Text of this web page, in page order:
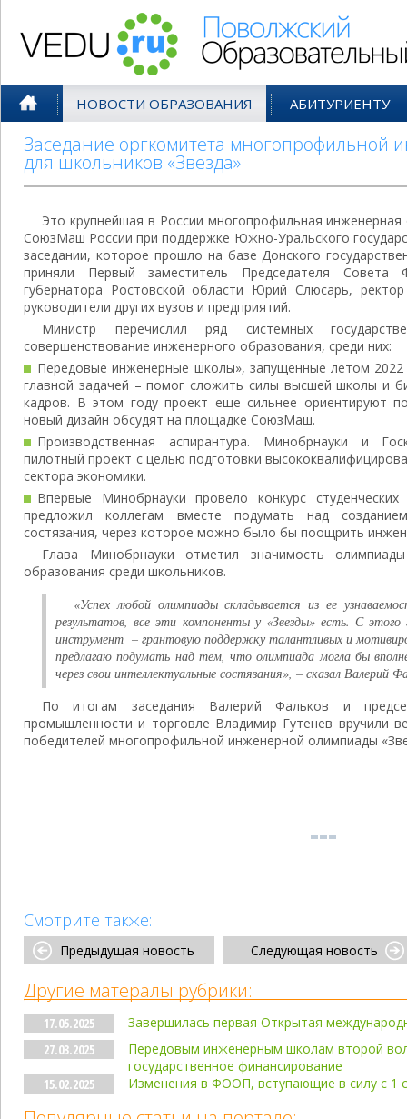
НОВОСТИ ОБРАЗОВАНИЯ АБИТУРИЕНТУ
Заседание оргкомитета
для школьников «Звезда»
Это крупнейшая в России многопрофильная
СоюзМаш России при поддержке Южно-Уральского
заседании, которое прошло на базе Донского
приняли Первый заместитель Председателя Совета
губернатора Ростовской области Юрий Слюсарь,
руководители других вузов и предприятий.
Министр перечислил ряд системных
совершенствование инженерного образования, среди них:
Передовые инженерные школы», запущенные летом
главной задачей – помог сложить силы высшей школы и
кадров. В этом году проект еще сильнее ориентируют
новый дизайн обсудят на площадке СоюзМаш.
Производственная аспирантура. Минобрнауки и
пилотный проект с целью подготовки
сектора экономики.
Впервые Минобрнауки провело конкурс
предложил коллегам вместе подумать над созданием
состязания, через которое можно было бы поощрить
Глава Минобрнауки отметил значимость
образования среди школьников.
«Успех любой олимпиады складывается из ее
результатов, все эти компоненты у «Звезды» есть. С
инструмент – грантовую поддержку талантливых и
предлагаю подумать над тем, что олимпиада могла бы
через свои интеллектуальные состязания», – сказал Валерий
По итогам заседания Валерий Фальков и
промышленности и торговле Владимир Гутенев вручили
победителей многопрофильной инженерной олимпиады
Смотрите также:
Предыдущая новость Следующая новость
Другие матералы рубрики:
17.05.2025
Завершилась первая Открытая
27.03.2025
Передовым инженерным школам второй
государственное финансирование
15.02.2025
Изменения в ФООП, вступающие в силу с 1